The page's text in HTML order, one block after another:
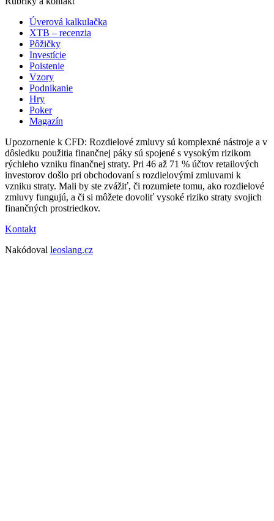
Úverová kalkulačka
XTB – recenzia
Pôžičky
Investície
Poistenie
Vzory
Podnikanie
Hry
Poker
Magazín
Upozornenie k CFD: Rozdielové zmluvy sú komplexné nástroje a v
dôsledku použitia finančnej páky sú spojené s vysokým rizikom
rýchleho vzniku finančnej straty. Pri 46 až 71 % účtov retailových
investorov došlo pri obchodovaní s rozdielovými zmluvami k
vzniku straty. Mali by ste zvážiť, či rozumiete tomu, ako rozdielové
zmluvy fungujú, a či si môžete dovoliť vysoké riziko straty svojich
finančných prostriedkov.
Kontakt
Nakódoval leoslang.cz